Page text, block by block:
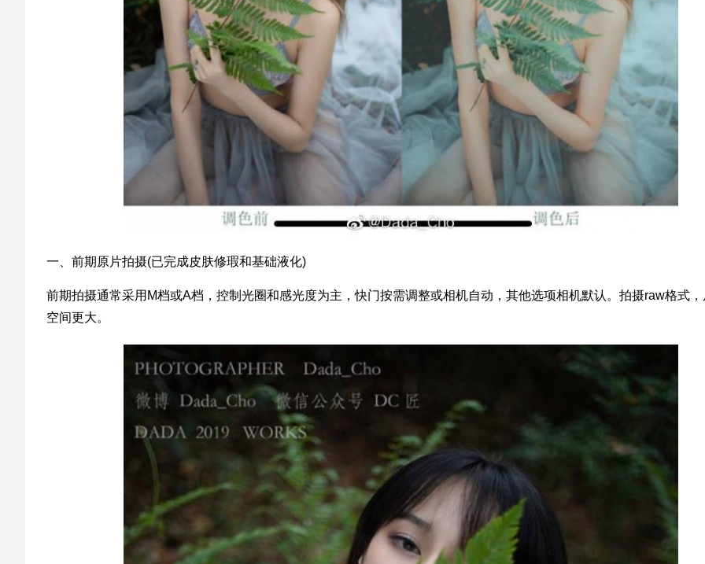
一、前期原片拍摄(已完成皮肤修瑕和基础液化)
前期拍摄通常采用M档或A档，控制光圈和感光度为主，快门按需调整或相机自动，其他选项相机默认。拍摄raw格式
空间更大。